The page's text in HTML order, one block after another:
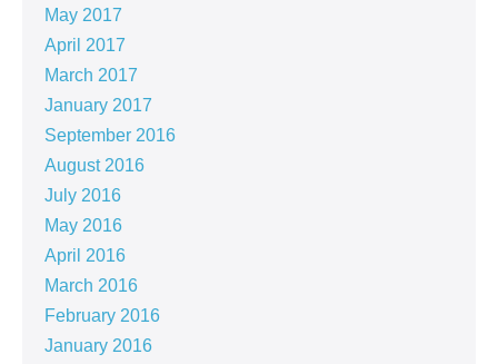
May 2017
April 2017
March 2017
January 2017
September 2016
August 2016
July 2016
May 2016
April 2016
March 2016
February 2016
January 2016